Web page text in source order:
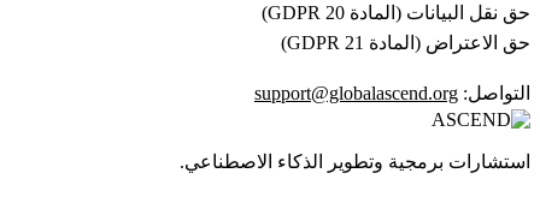
حق نقل البيانات (المادة 20 GDPR)
حق الاعتراض (المادة 21 GDPR)
التواصل: support@globalascend.org
استشارات برمجية وتطوير الذكاء الاصطناعي.